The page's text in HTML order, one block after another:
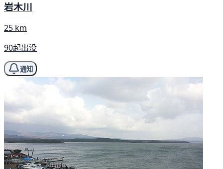
岩木川
25 km
90起出没
通知